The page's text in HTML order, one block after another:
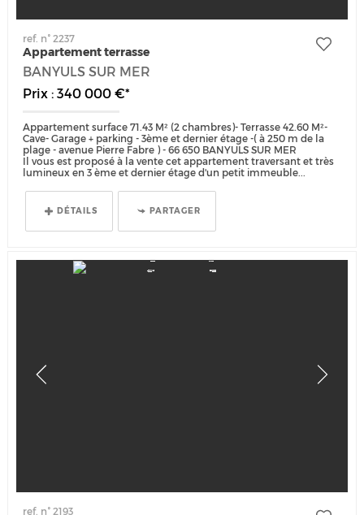
ref. n° 2237
Appartement terrasse
BANYULS SUR MER
Prix : 340 000 €*
Appartement surface 71.43 M² (2 chambres)- Terrasse 42.60 M²-
Cave- Garage + parking - 3ème et dernier étage -( à 250 m de la
plage - avenue Pierre Fabre ) - 66 650 BANYULS SUR MER
Il vous est proposé à la vente cet appartement traversant et très
lumineux en 3 ème et dernier étage d'un petit immeuble...
DÉTAILS PARTAGER
ref. n° 2193